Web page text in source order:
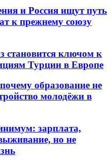
и Россия ищут путь
к прежнему союзу
становится ключом к
Турции в Европе
образование не
молодёжи в
зарплата,
но не